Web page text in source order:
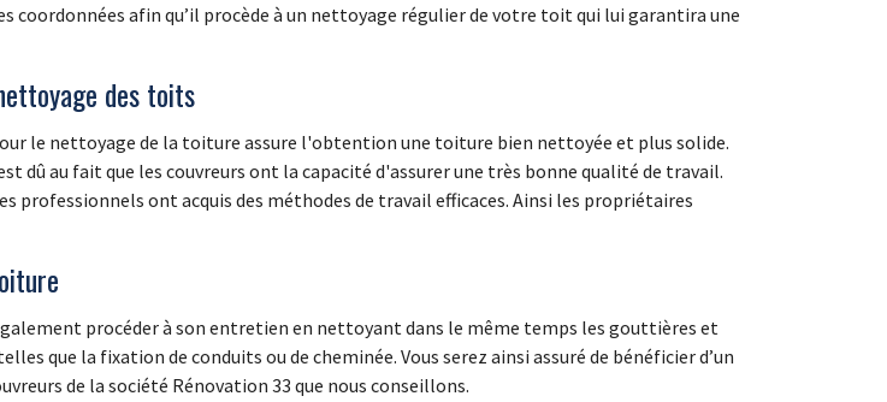
coordonnées afin qu’il procède à un nettoyage régulier de votre toit qui lui garantira une
des toits
le nettoyage de la toiture assure l'obtention une toiture bien nettoyée et plus solide.
au fait que les couvreurs ont la capacité d'assurer une très bonne qualité de travail.
professionnels ont acquis des méthodes de travail efficaces. Ainsi les propriétaires
procéder à son entretien en nettoyant dans le même temps les gouttières et
que la fixation de conduits ou de cheminée. Vous serez ainsi assuré de bénéficier d’un
de la société Rénovation 33 que nous conseillons.